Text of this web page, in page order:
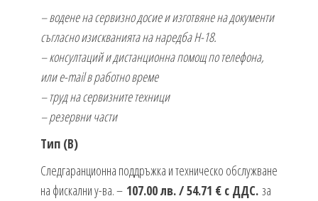
– водене на сервизно досие и изготвяне на документи
съгласно изискванията на наредба Н-18.
– консултаций и дистанционна помощ по телефона,
или e-mail в работно време
– труд на сервизните техници
– резервни части
Тип (B)
Следгаранционна поддръжка и техническо обслужване
на фискални у-ва. – 107.00 лв. / 54.71 € с ДДС.за